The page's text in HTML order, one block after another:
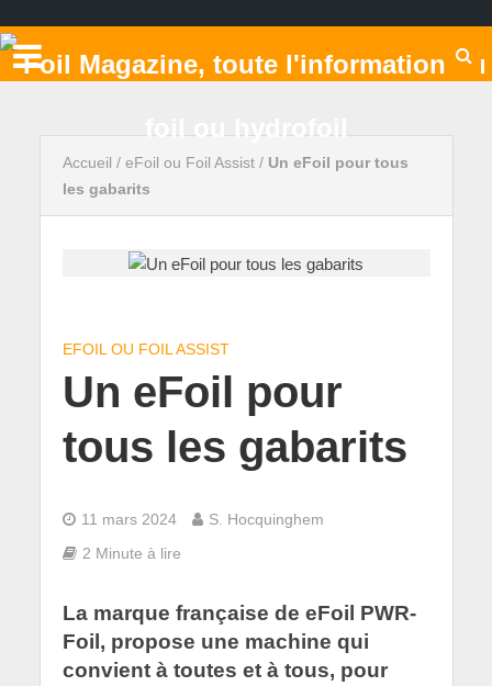
Accueil / eFoil ou Foil Assist/ Un eFoil pour tous
les gabarits
EFOIL OU FOIL ASSIST
Un eFoil pour
tous les gabarits
11 mars 2024
S. Hocquinghem
2 Minute à lire
La marque française de eFoil PWR-
Foil, propose une machine qui
convient à toutes et à tous, pour